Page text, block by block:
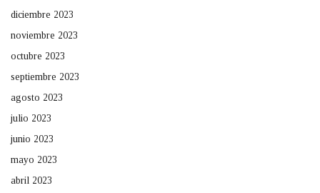
diciembre 2023
noviembre 2023
octubre 2023
septiembre 2023
agosto 2023
julio 2023
junio 2023
mayo 2023
abril 2023